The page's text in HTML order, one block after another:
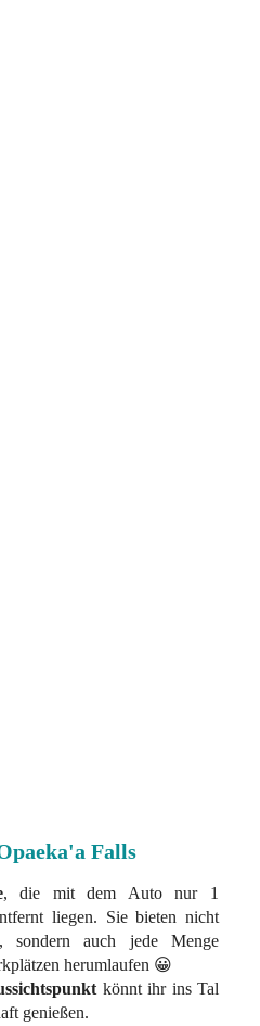
Falls
, die mit dem Auto nur 1
liegen. Sie bieten nicht
sondern auch jede Menge
herumlaufen 😀
könnt ihr ins Tal
genießen.